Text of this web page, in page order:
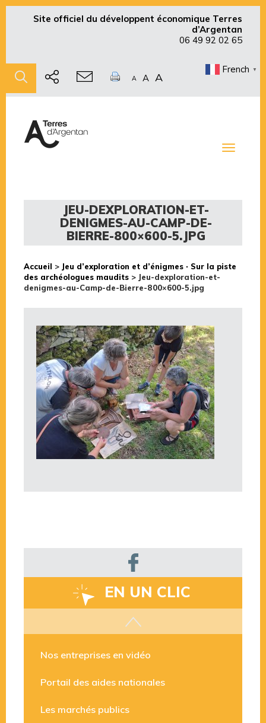
Site officiel du développent économique Terres
d’Argentan
06 49 92 02 65
A A A
French ▼
Toggle
JEU-DEXPLORATION-ET-
DENIGMES-AU-CAMP-DE-
BIERRE-800×600-5.JPG
Accueil > Jeu d’exploration et d’énigmes · Sur la piste
des archéologues maudits > Jeu-dexploration-et-
denigmes-au-Camp-de-Bierre-800×600-5.jpg
EN UN CLIC